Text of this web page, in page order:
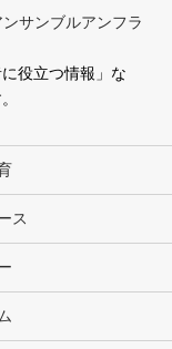
サンブルアンフラ
役立つ情報」な
ス